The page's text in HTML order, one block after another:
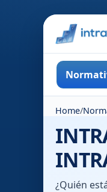
Home/
¿Quién